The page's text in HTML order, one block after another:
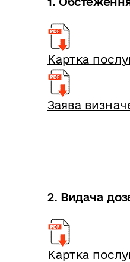
Картка
Заява
2. Видача
Картка